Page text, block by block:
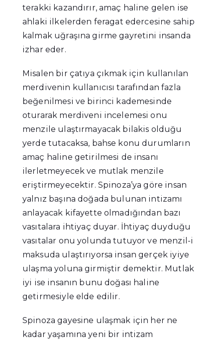
terakki kazandırır, amaç haline gelen ise
ahlaki ilkelerden feragat edercesine sahip
kalmak uğraşına girme gayretini insanda
izhar eder.
Misalen bir çatıya çıkmak için kullanılan
merdivenin kullanıcısı tarafından fazla
beğenilmesi ve birinci kademesinde
oturarak merdiveni incelemesi onu
menzile ulaştırmayacak bilakis olduğu
yerde tutacaksa, bahse konu durumların
amaç haline getirilmesi de insanı
ilerletmeyecek ve mutlak menzile
eriştirmeyecektir. Spinoza’ya göre insan
yalnız başına doğada bulunan intizamı
anlayacak kifayette olmadığından bazı
vasıtalara ihtiyaç duyar. İhtiyaç duyduğu
vasıtalar onu yolunda tutuyor ve menzil-i
maksuda ulaştırıyorsa insan gerçek iyiye
ulaşma yoluna girmiştir demektir. Mutlak
iyi ise insanın bunu doğası haline
getirmesiyle elde edilir.
Spinoza gayesine ulaşmak için her ne
kadar yaşamına yeni bir intizam